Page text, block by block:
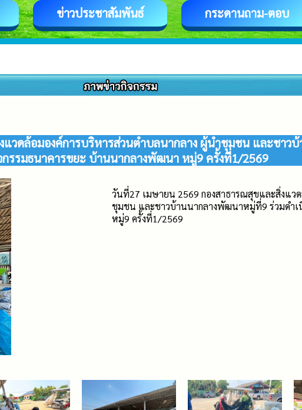
ข่าวประชาสัมพันธ์ กระดานถาม-ตอบ
วดล้อมองค์การบริหารส่วนตำบลนากลาง ผู้นำชุมชน และชา
รรมธนาคารขยะ บ้านนากลางพัฒนา หมู่9 ครั้งที่1/2569
วันที่27 เมษายน 2569 กองสาธารณสุขและสิ่งแว
ชุมชน และชาวบ้านนากลางพัฒนาหมู่ที่9 ร่วมดำ
หมู่9 ครั้งที่1/2569